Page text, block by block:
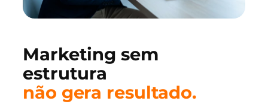
Marketing sem
estrutura
não gera resultado.